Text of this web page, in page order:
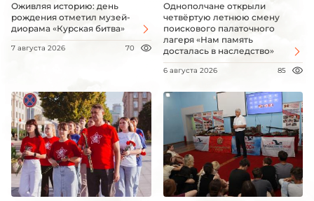
Оживляя историю: день
рождения отметил музей-
диорама «Курская битва»
7 августа 2026 70
Однополчане открыли
четвёртую летнюю смену
поискового палаточного
лагеря «Нам память
досталась в наследство»
6 августа 2026 85